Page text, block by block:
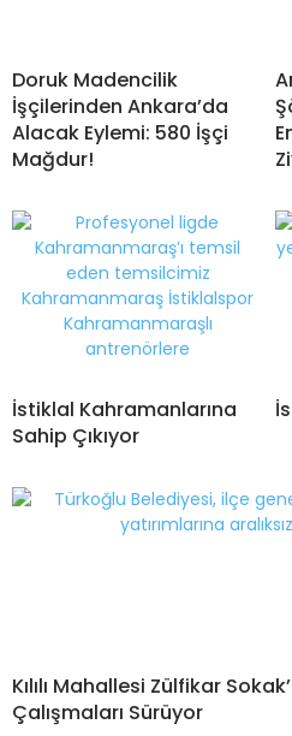
Doruk Madencilik
İşçilerinden Ankara’da
Alacak Eylemi: 580 İşçi
Mağdur!
İstiklal Kahramanlarına
Sahip Çıkıyor
Kılılı Mahallesi Zülfikar
Çalışmaları Sürüyor